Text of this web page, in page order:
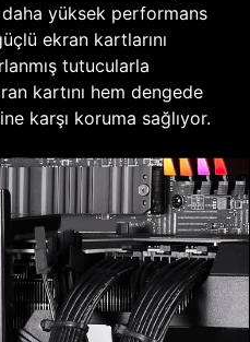
yüksek performans
ekran kartlarını
tutucularla
kartını hem dengede
karşı koruma sağlıyor.